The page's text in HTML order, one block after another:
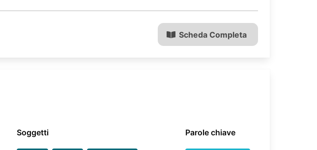
Scheda Completa
Soggetti Parole chiave